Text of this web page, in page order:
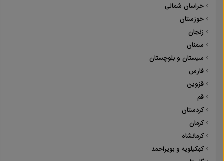
خراسان شمالی
خوزستان
زنجان
سمنان
سیستان و بلوچستان
فارس
قزوین
قم
کردستان
کرمان
کرمانشاه
کهکیلویه و بویراحمد